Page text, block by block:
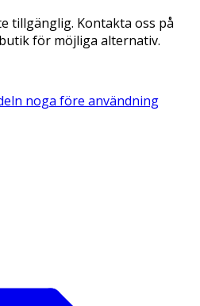
tillgänglig. Kontakta oss på
för möjliga alternativ.
noga före användning